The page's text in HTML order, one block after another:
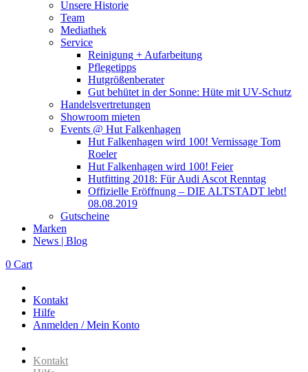
Unsere Historie
Team
Mediathek
Service
Reinigung + Aufarbeitung
Pflegetipps
Hutgrößenberater
Gut behütet in der Sonne: Hüte mit UV-Schutz
Handelsvertretungen
Showroom mieten
Events @ Hut Falkenhagen
Hut Falkenhagen wird 100! Vernissage Tom
Roeler
Hut Falkenhagen wird 100! Feier
Hutfitting 2018: Für Audi Ascot Renntag
Offizielle Eröffnung – DIE ALTSTADT lebt!
08.08.2019
Gutscheine
Marken
News | Blog
0 Cart
Kontakt
Hilfe
Anmelden / Mein Konto
Kontakt